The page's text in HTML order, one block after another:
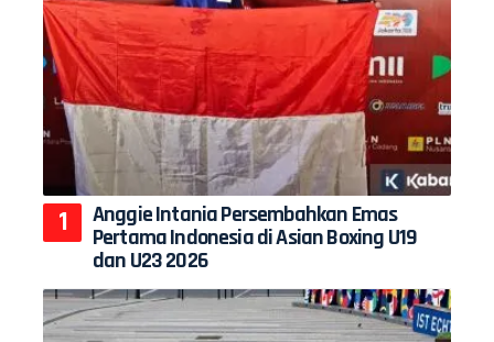
Anggie Intania Persembahkan Emas
Pertama Indonesia di Asian Boxing U19
dan U23 2026